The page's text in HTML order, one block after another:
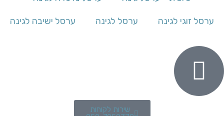
ערסל זוגי לגינה ערסל לגינה ערסל ישיבה לגינה
שירות לקוחות